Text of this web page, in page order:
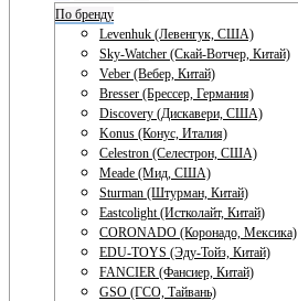
По бренду
Levenhuk (Левенгук, США)
Sky-Watcher (Скай-Вотчер, Китай)
Veber (Вебер, Китай)
Bresser (Брессер, Германия)
Discovery (Дискавери, США)
Konus (Конус, Италия)
Celestron (Селестрон, США)
Meade (Мид, США)
Sturman (Штурман, Китай)
Eastcolight (Истколайт, Китай)
CORONADO (Коронадо, Мексика)
EDU-TOYS (Эду-Тойз, Китай)
FANCIER (Фансиер, Китай)
GSO (ГСО, Тайвань)